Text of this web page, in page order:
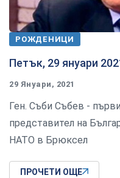
РОЖДЕНИЦИ
Петък, 29 януари
29 Януари, 2021
Ген. Съби Събев -
представител на
НАТО в Брюксел
ПРОЧЕТИ ОЩЕ